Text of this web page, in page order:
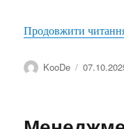
Продовжити
Автор
KooDe